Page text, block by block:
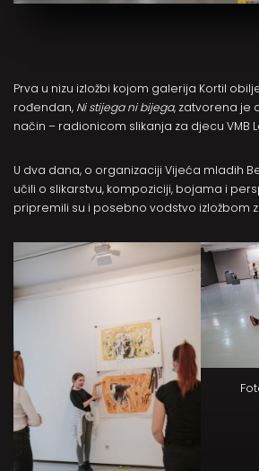
Prva u nizu izložbi kojom galerija Kortil
rođendan, Ni stijega ni bijega, zatvorena je
način – radionicom slikanja za djecu VMB
U dva dana, o organizaciji Vijeća mladih
učili o slikarstvu, kompoziciji, bojama i
pripremili su i posebno vodstvo izložbom